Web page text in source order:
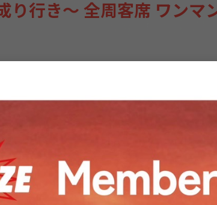
「ざまぁみろ！！」リリ
り行き〜 全周客席 ワンマ
りゃあ立派なツアー』 ※